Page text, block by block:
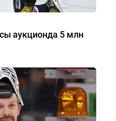
аукционда 5 млн